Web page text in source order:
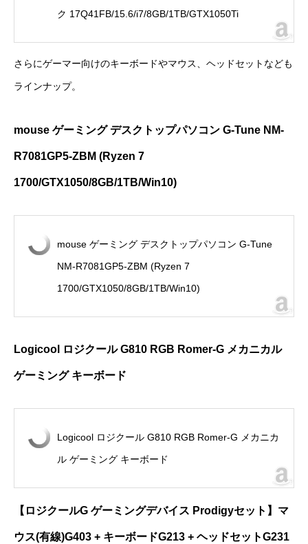
ク 17Q41FB/15.6/i7/8GB/1TB/GTX1050Ti
さらにゲーマー向けのキーボードやマウス、ヘッドセットなども
ラインナップ。
mouse ゲーミング デスクトップパソコン G-Tune NM-
R7081GP5-ZBM (Ryzen 7
1700/GTX1050/8GB/1TB/Win10)
mouse ゲーミング デスクトップパソコン G-Tune
NM-R7081GP5-ZBM (Ryzen 7
1700/GTX1050/8GB/1TB/Win10)
Logicool ロジクール G810 RGB Romer-G メカニカル
ゲーミング キーボード
Logicool ロジクール G810 RGB Romer-G メカニカ
ル ゲーミング キーボード
【ロジクールG ゲーミングデバイス Prodigyセット】マ
ウス(有線)G403 + キーボードG213 + ヘッドセットG231